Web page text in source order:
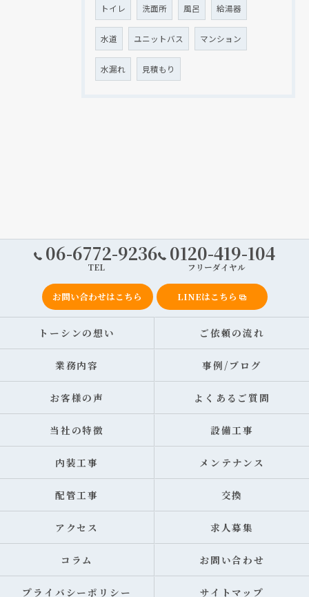
トイレ 洗面所 風呂 給湯器
水道 ユニットバス マンション
水漏れ 見積もり
06-6772-9236
TEL
0120-419-104
フリーダイヤル
お問い合わせはこちら LINEはこちら
トーシンの想い ご依頼の流れ
業務内容 事例/ブログ
お客様の声 よくあるご質問
当社の特徴 設備工事
内装工事 メンテナンス
配管工事 交換
アクセス 求人募集
コラム お問い合わせ
プライバシーポリシー サイトマップ